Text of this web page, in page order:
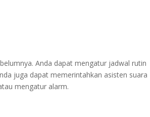
Anda dapat mengatur jadwal rutin
juga dapat memerintahkan asisten suara
mengatur alarm.